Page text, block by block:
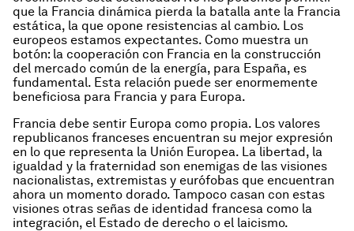
que la Francia dinámica pierda la batalla ante la Francia
estática, la que opone resistencias al cambio. Los
europeos estamos expectantes. Como muestra un
botón: la cooperación con Francia en la construcción
del mercado común de la energía, para España, es
fundamental. Esta relación puede ser enormemente
beneficiosa para Francia y para Europa.
Francia debe sentir Europa como propia. Los valores
republicanos franceses encuentran su mejor expresión
en lo que representa la Unión Europea. La libertad, la
igualdad y la fraternidad son enemigas de las visiones
nacionalistas, extremistas y eurófobas que encuentran
ahora un momento dorado. Tampoco casan con estas
visiones otras señas de identidad francesa como la
integración, el Estado de derecho o el laicismo.